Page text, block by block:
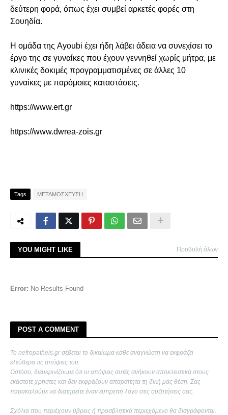
δεύτερη φορά, όπως έχει συμβεί αρκετές φορές στη
Σουηδία.
Η ομάδα της Ayoubi έχει ήδη λάβει άδεια να συνεχίσει το
έργο της σε γυναίκες που έχουν γεννηθεί χωρίς μήτρα, με
κλινικές δοκιμές προγραμματισμένες σε άλλες 10
γυναίκες με παρόμοιες καταστάσεις.
https://www.ert.gr
https://www.dwrea-zois.gr
Tags ΜΕΤΑΜΟΣΧΕΥΣΗ
YOU MIGHT LIKE Προβολή όλων
Error: No Results Found
POST A COMMENT
Το nefropatheis.gr σέβεται το δικαίωμα κάθε αναγνώστη να εκφράζει
ελεύθερα τις απόψεις του.
Ωστόσο, διευκρινίζουμε ότι οι απόψεις αυτές ανήκουν αποκλειστικά στους
εκάστοτε χρήστες και δεν εκφράζουν απαραίτητα τη δική μας θέση. Σας
παρακαλούμε να διατηρείτε έναν ευπρεπή λόγο στις συζητήσεις σας.
Σχόλια που περιέχουν ύβρεις ή προσβλητικό περιεχόμενο θα διαγράφονται.